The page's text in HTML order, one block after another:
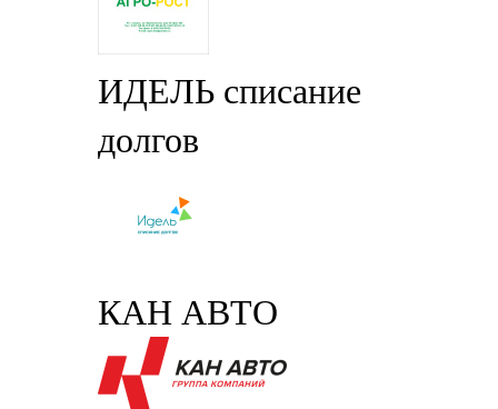
ИДЕЛЬ списание
долгов
КАН АВТО